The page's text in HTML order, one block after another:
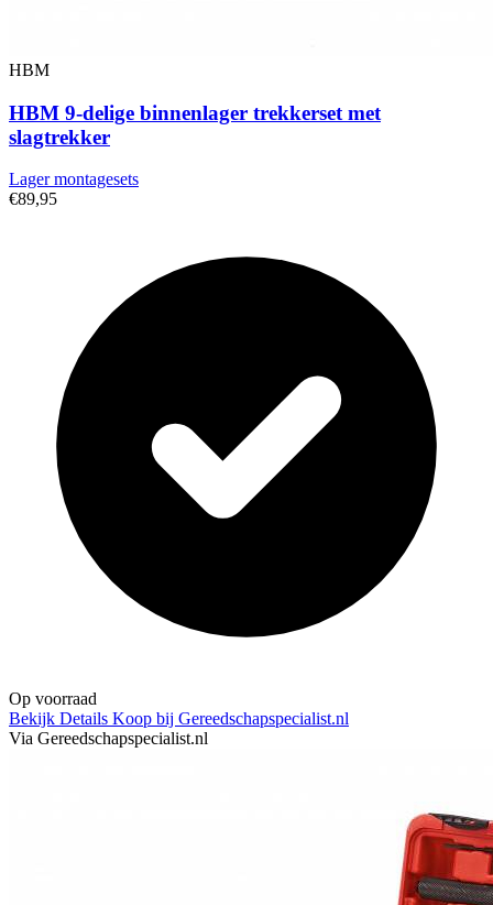
HBM
HBM 9-delige binnenlager trekkerset met
slagtrekker
Lager montagesets
€89,95
Op voorraad
Bekijk Details Koop bij Gereedschapspecialist.nl
Via Gereedschapspecialist.nl